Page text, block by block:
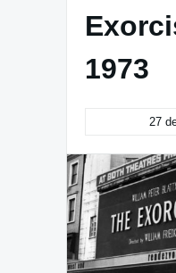
1973
27